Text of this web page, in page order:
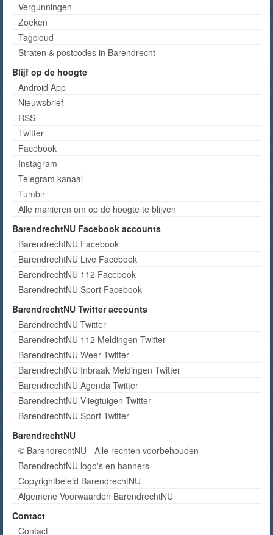
Vergunningen
Zoeken
Tagcloud
Straten & postcodes in Barendrecht
Blijf op de hoogte
Android App
Nieuwsbrief
RSS
Twitter
Facebook
Instagram
Telegram kanaal
Tumblr
Alle manieren om op de hoogte te blijven
BarendrechtNU Facebook accounts
BarendrechtNU Facebook
BarendrechtNU Live Facebook
BarendrechtNU 112 Facebook
BarendrechtNU Sport Facebook
BarendrechtNU Twitter accounts
BarendrechtNU Twitter
BarendrechtNU 112 Meldingen Twitter
BarendrechtNU Weer Twitter
BarendrechtNU Inbraak Meldingen Twitter
BarendrechtNU Agenda Twitter
BarendrechtNU Vliegtuigen Twitter
BarendrechtNU Sport Twitter
BarendrechtNU
© BarendrechtNU - Alle rechten voorbehouden
BarendrechtNU logo's en banners
Copyrightbeleid BarendrechtNU
Algemene Voorwaarden BarendrechtNU
Contact
Contact